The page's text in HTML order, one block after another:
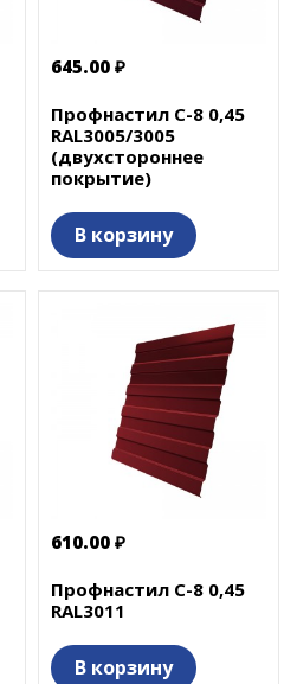
645.00 ₽
Профнастил С-8 0,45
RAL3005/3005
(двухстороннее
покрытие)
В корзину
610.00 ₽
Профнастил С-8 0,45
RAL3011
В корзину